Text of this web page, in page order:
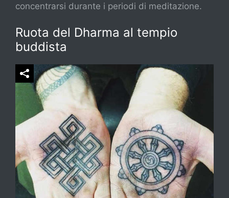
concentrarsi durante i periodi di meditazione.
Ruota del Dharma al tempio
buddista